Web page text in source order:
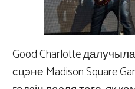
Good Charlotte
сцэне Madison Square